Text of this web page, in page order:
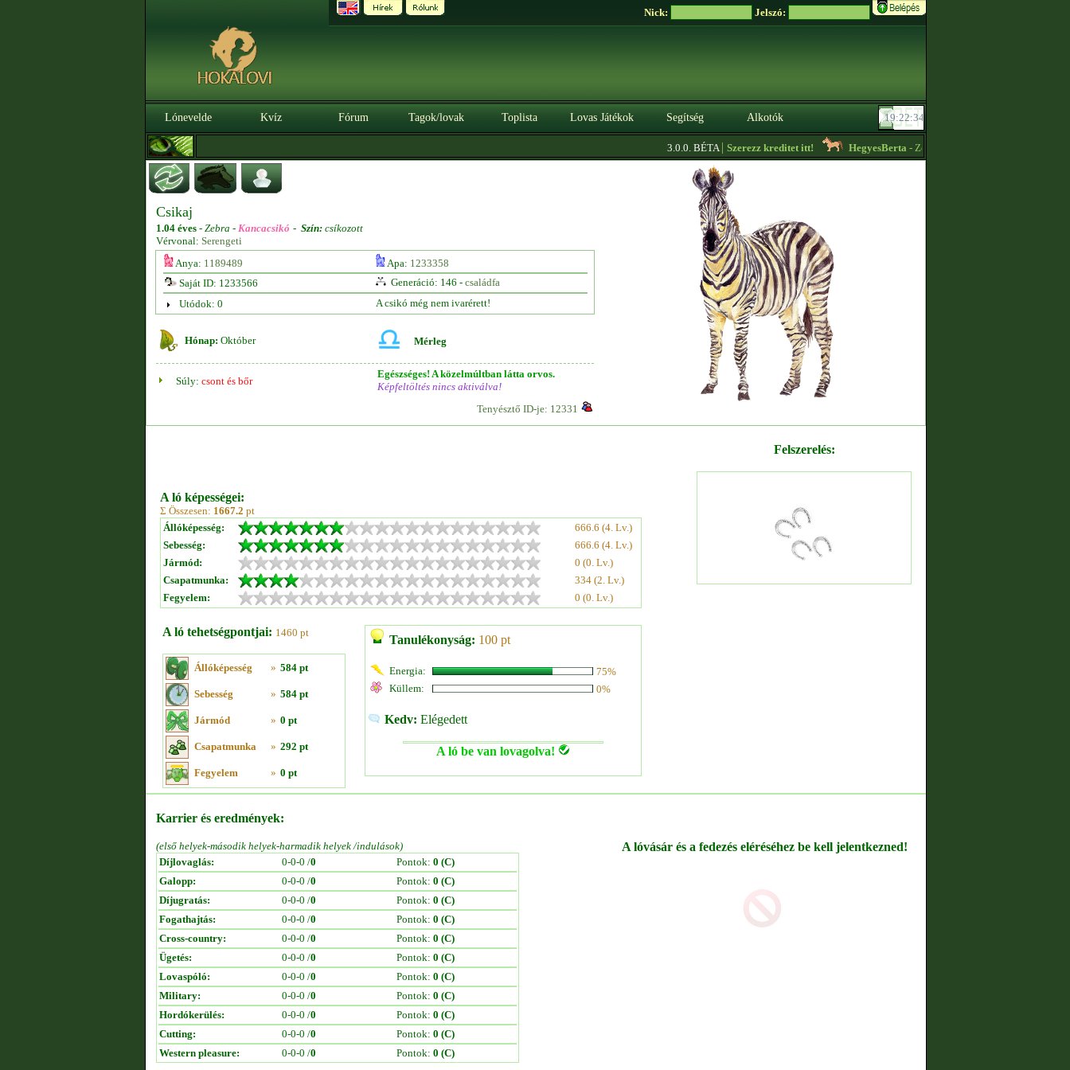
Nick: Jelszó:
Lónevelde Kvíz Fórum Tagok/lovak Toplista Lovas Játékok Segítség Alkotók
3.0.0. BÉTA|Szerezz kreditet itt! HegyesBerta- Zebrákat lehet nálam szerezni
Csikaj
1.04 éves - Zebra - Kancacsikó - Szín: csíkozott
Vérvonal: Serengeti
Anya: 1189489 Apa: 1233358
Saját ID: 1233566
Generáció: 146 - családfa
Utódok: 0
A csikó még nem ivarérett!
Hónap: Október Mérleg
Súly: csont és bőr
Egészséges! A közelmúltban látta orvos.
Képfeltöltés nincs aktiválva!
Tenyésztő ID-je: 12331
A ló képességei:
Σ Összesen: 1667.2 pt
Állóképesség:
666.6 (4. Lv.)
Sebesség:
666.6 (4. Lv.)
Jármód:
0 (0. Lv.)
Csapatmunka:
334 (2. Lv.)
Fegyelem:
0 (0. Lv.)
A ló tehetségpontjai: 1460 pt
Állóképesség » 584 pt
Sebesség » 584 pt
Jármód » 0 pt
Csapatmunka » 292 pt
Fegyelem » 0 pt
Tanulékonyság: 100 pt
Energia:
75%
Küllem:
0%
Kedv: Elégedett
A ló be van lovagolva!
Felszerelés:
Karrier és eredmények:
(első helyek-második helyek-harmadik helyek /indulások)
Díjlovaglás:
0-0-0 /0 Pontok: 0 (C)
Galopp:
0-0-0 /0 Pontok: 0 (C)
Díjugratás:
0-0-0 /0 Pontok: 0 (C)
Fogathajtás:
0-0-0 /0 Pontok: 0 (C)
Cross-country:
0-0-0 /0 Pontok: 0 (C)
Ügetés:
0-0-0 /0 Pontok: 0 (C)
Lovaspóló:
0-0-0 /0 Pontok: 0 (C)
Military:
0-0-0 /0 Pontok: 0 (C)
Hordókerülés:
0-0-0 /0 Pontok: 0 (C)
Cutting:
0-0-0 /0 Pontok: 0 (C)
Western pleasure:
0-0-0 /0 Pontok: 0 (C)
A lóvásár és a fedezés eléréséhez be kell jelentkezned!